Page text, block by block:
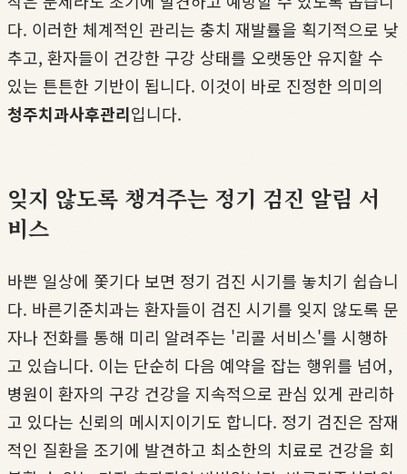
다. 이러한 체계적인 관리는 충치 재발률을 획기적으로 낮
추고, 환자들이 건강한 구강 상태를 오랫동안 유지할 수
있는 튼튼한 기반이 됩니다. 이것이 바로 진정한 의미의
청주치과사후관리입니다.
잊지 않도록 챙겨주는 정기 검진 알림 서
비스
바쁜 일상에 쫓기다 보면 정기 검진 시기를 놓치기 쉽습니
다. 바른기준치과는 환자들이 검진 시기를 잊지 않도록 문
자나 전화를 통해 미리 알려주는 '리콜 서비스'를 시행하
고 있습니다. 이는 단순히 다음 예약을 잡는 행위를 넘어,
병원이 환자의 구강 건강을 지속적으로 관심 있게 관리하
고 있다는 신뢰의 메시지이기도 합니다. 정기 검진은 잠재
적인 질환을 조기에 발견하고 최소한의 치료로 건강을 회